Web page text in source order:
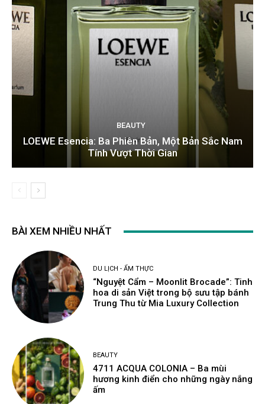
BEAUTY
LOEWE Esencia: Ba Phiên Bản, Một Bản Sắc Nam
Tính Vượt Thời Gian
BÀI XEM NHIỀU NHẤT
DU LỊCH - ẨM THỰC
“Nguyệt Cẩm – Moonlit Brocade”: Tinh
hoa di sản Việt trong bộ sưu tập bánh
Trung Thu từ Mia Luxury Collection
BEAUTY
4711 ACQUA COLONIA – Ba mùi
hương kinh điển cho những ngày nắng
ấm